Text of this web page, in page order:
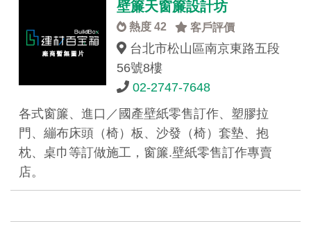
壁簾天窗簾設計坊
熱度 42 客戶評價
台北市松山區南京東路五段
56號8樓
02-2747-7648
各式窗簾、進口／國產壁紙零售訂作、塑膠拉
門、繃布床頭（椅）板、沙發（椅）套墊、抱
枕、桌巾等訂做施工，窗簾.壁紙零售訂作專賣
店。